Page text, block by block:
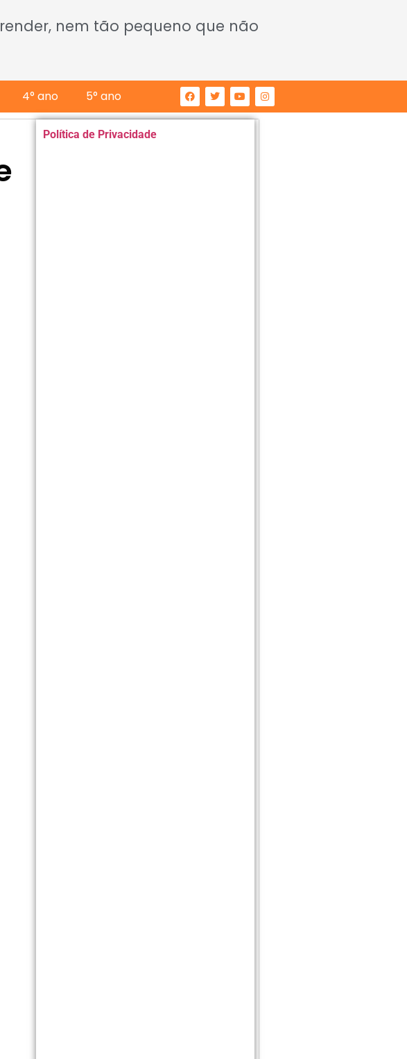
nem tão pequeno que não
4° ano 5° ano
Política de Privacidade